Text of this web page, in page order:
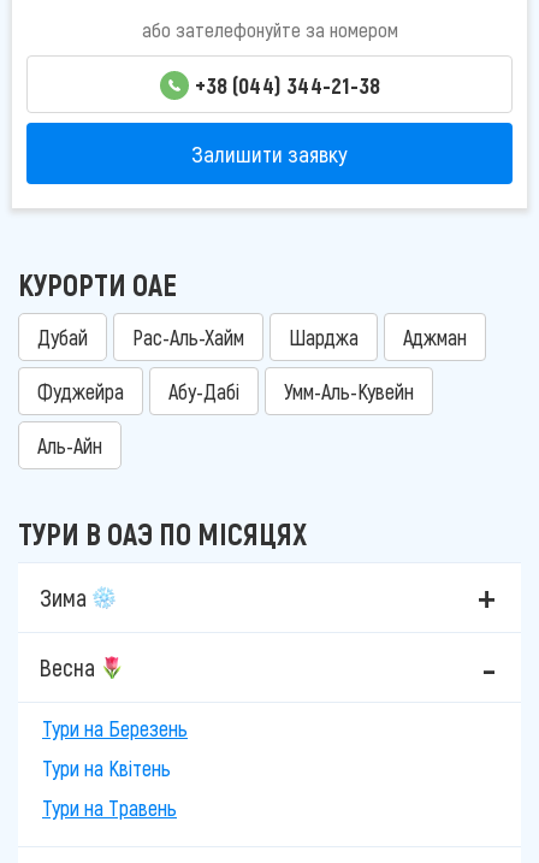
або зателефонуйте за номером
+38 (044) 344-21-38
Залишити заявку
КУРОРТИ ОАЕ
Дубай Рас-Аль-Хайм Шарджа Аджман
Фуджейра Абу-Дабі Умм-Аль-Кувейн
Аль-Айн
ТУРИ В ОАЭ ПО МІСЯЦЯХ
Зима
Весна
Тури на Березень
Тури на Квітень
Тури на Травень